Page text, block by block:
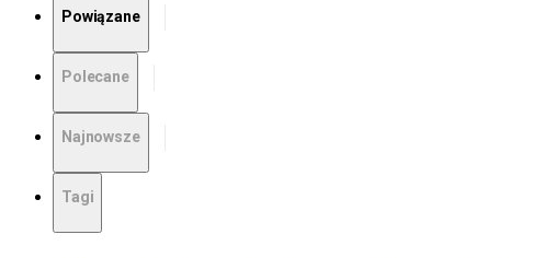
Powiązane
Polecane
Najnowsze
Tagi